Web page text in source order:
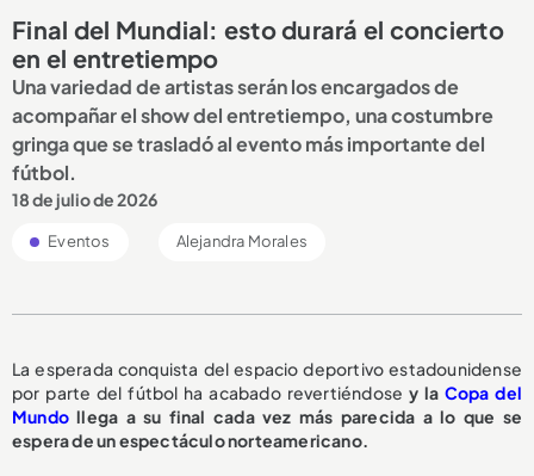
Final del Mundial: esto durará el concierto
en el entretiempo
Una variedad de artistas serán los encargados de
acompañar el show del entretiempo, una costumbre
gringa que se trasladó al evento más importante del
fútbol.
18 de julio de 2026
Eventos Alejandra Morales
La esperada conquista del espacio deportivo estadounidense
por parte del fútbol ha acabado revertiéndose y la Copa del
Mundo llega a su final cada vez más parecida a lo que se
espera de un espectáculo norteamericano.